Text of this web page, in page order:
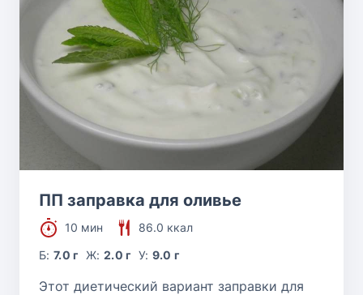
ПП заправка для оливье
10 мин
86.0 ккал
Б:7.0 г Ж: 2.0 г У: 9.0 г
Этот диетический вариант заправки для